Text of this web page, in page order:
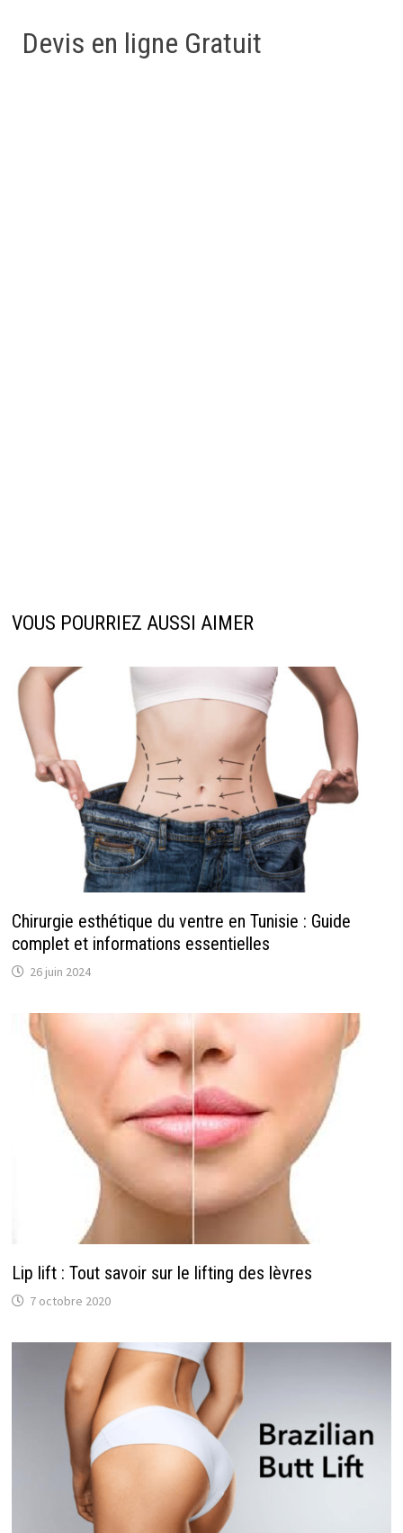
Devis en ligne Gratuit
VOUS POURRIEZ AUSSI AIMER
Chirurgie esthétique du ventre en Tunisie : Guide
complet et informations essentielles
26 juin 2024
Lip lift : Tout savoir sur le lifting des lèvres
7 octobre 2020